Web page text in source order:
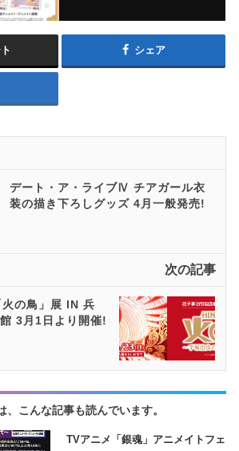
シェア
デート・ア・ライブⅣ チアガール衣
装の描き下ろしグッズ 4月一般発売!
次の記事
の鳥」展 IN 兵
3月1日より開催!
、こんな記事も読んでいます。
TVアニメ「銀魂」アニメイトフェ